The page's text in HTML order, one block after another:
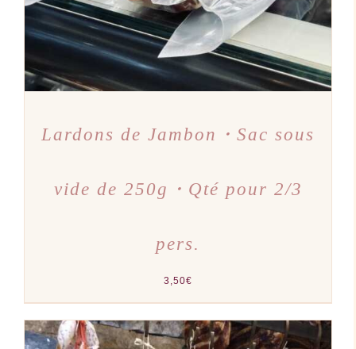
Lardons de Jambon・Sac sous
vide de 250g・Qté pour 2/3
pers.
3,50€